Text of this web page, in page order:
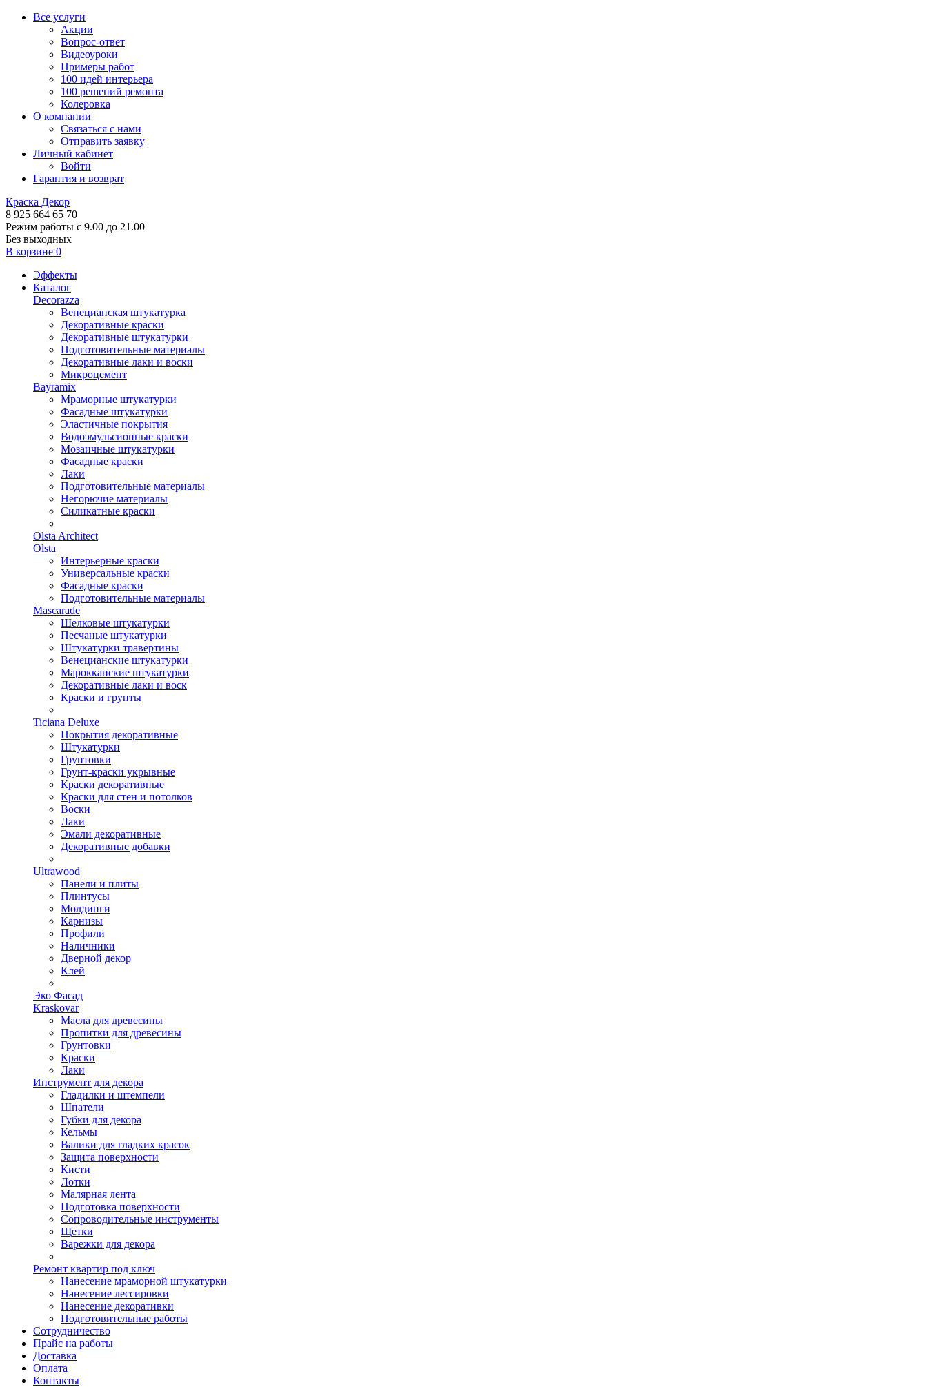
Все услуги
Акции
Вопрос-ответ
Видеоуроки
Примеры работ
100 идей интерьера
100 решений ремонта
Колеровка
О компании
Связаться с нами
Отправить заявку
Личный кабинет
Войти
Гарантия и возврат
Краска Декор
8 925 664 65 70
Режим работы с 9.00 до 21.00
Без выходных
В корзине 0
Эффекты
Каталог
Decorazza
Венецианская штукатурка
Декоративные краски
Декоративные штукатурки
Подготовительные материалы
Декоративные лаки и воски
Микроцемент
Bayramix
Мраморные штукатурки
Фасадные штукатурки
Эластичные покрытия
Водоэмульсионные краски
Мозаичные штукатурки
Фасадные краски
Лаки
Подготовительные материалы
Негорючие материалы
Силикатные краски
Olsta Architect
Olsta
Интерьерные краски
Универсальные краски
Фасадные краски
Подготовительные материалы
Mascarade
Шелковые штукатурки
Песчаные штукатурки
Штукатурки травертины
Венецианские штукатурки
Марокканские штукатурки
Декоративные лаки и воск
Краски и грунты
Ticiana Deluxe
Покрытия декоративные
Штукатурки
Грунтовки
Грунт-краски укрывные
Краски декоративные
Краски для стен и потолков
Воски
Лаки
Эмали декоративные
Декоративные добавки
Ultrawood
Панели и плиты
Плинтусы
Молдинги
Карнизы
Профили
Наличники
Дверной декор
Клей
Эко Фасад
Kraskovar
Масла для древесины
Пропитки для древесины
Грунтовки
Краски
Лаки
Инструмент для декора
Гладилки и штемпели
Шпатели
Губки для декора
Кельмы
Валики для гладких красок
Защита поверхности
Кисти
Лотки
Малярная лента
Подготовка поверхности
Сопроводительные инструменты
Щетки
Варежки для декора
Ремонт квартир под ключ
Нанесение мраморной штукатурки
Нанесение лессировки
Нанесение декоративки
Подготовительные работы
Сотрудничество
Прайс на работы
Доставка
Оплата
Контакты